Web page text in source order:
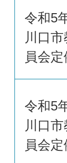
令和5
川口
員会
令和5
川口
員会